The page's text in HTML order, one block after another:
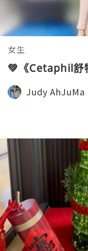
女生
💚《Cetaphil舒
Judy AhJuMa